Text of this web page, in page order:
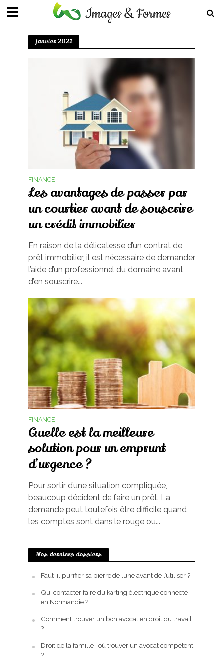
janvier 2021
FINANCE
Les avantages de passer par
un courtier avant de souscrire
un crédit immobilier
En raison de la délicatesse d’un contrat de
prêt immobilier, il est nécessaire de demander
l’aide d’un professionnel du domaine avant
d’en souscrire...
FINANCE
Quelle est la meilleure
solution pour un emprunt
d’urgence ?
Pour sortir d’une situation compliquée,
beaucoup décident de faire un prêt. La
demande peut toutefois être difficile quand
les comptes sont dans le rouge ou...
Nos derniers dossiers
Faut-il purifier sa pierre de lune avant de l’utiliser ?
Qui contacter faire du karting électrique connecté
en Normandie ?
Comment trouver un bon avocat en droit du travail
?
Droit de la famille : où trouver un avocat compétent
?